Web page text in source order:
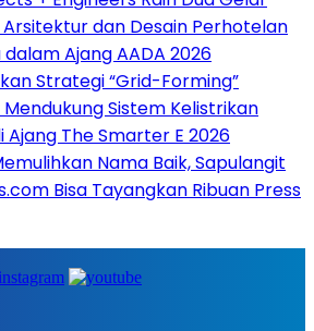
dan Desain Perhotelan
Ajang AADA 2026
Strategi “Grid-Forming”
Sistem Kelistrikan
Ajang The Smarter E 2026
Nama Baik, Sapulangit
Bisa Tayangkan Ribuan Press